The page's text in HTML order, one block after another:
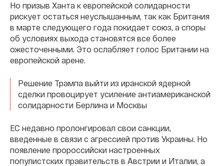
Но призыв Ханта к европейской солидарности
рискует остаться неуслышанным, так как Британия
в марте следующего года покидает союз, а споры
об условиях выхода становятся все более
ожесточенными. Это ослабляет голос Британии на
европейской арене.
Решение Трампа выйти из иранской ядерной
сделки провоцирует усиление антиамериканской
солидарности Берлина и Москвы
ЕС недавно пролонгировал свои санкции,
введенные в связи с агрессией против Украины. Но
появление пророссийски настроенных
популистских правительств в Австрии и Италии, а